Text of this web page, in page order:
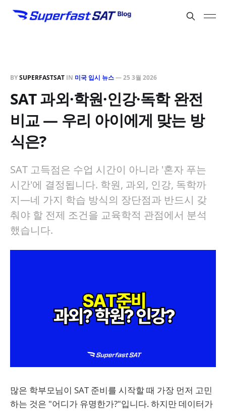
BYSUPERFASTSAT IN 미국 입시 뉴스—25 3월 2026
SAT 과외·학원·인강·독학 완전
비교 — 우리 아이에게 맞는 방
식은?
SAT 고득점은 수업 시간이 아니라 '혼자 푸는
시간'에 결정됩니다. 학원, 과외, 인강, 독학까
지—네 가지 학습 방식의 장단점과 반드시 갖
춰야 할 전제 조건을 교육학적 관점에서 분석
했습니다.
많은 학부모님이 SAT 준비를 시작할 때 가장 먼저 고민
하는 것은 "어디가 유명한가?"입니다. 하지만 데이터가